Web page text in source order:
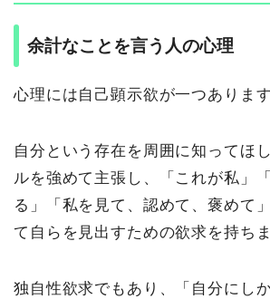
余計なことを言う人の心理
心理には自己顕示欲が一つあります
自分という存在を周囲に知ってほ
ルを強めて主張し、「これが私」
る」「私を見て、認めて、褒めて
て自らを見出すための欲求を持ちま
独自性欲求でもあり、「自分にし